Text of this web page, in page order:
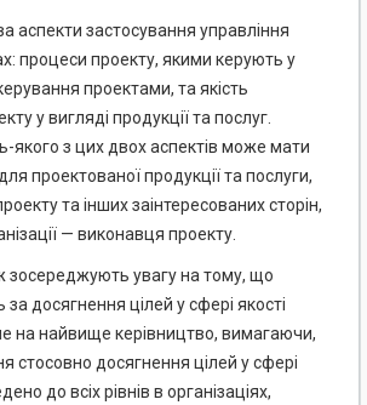
аспекти застосування управління
процеси проекту, якими керують у
проектами, та якість
у вигляді продукції та послуг.
якого з цих двох аспектів може мати
проектованої продукції та послуги,
та інших заінтересованих сторін,
— виконавця проекту.
зосереджують увагу на тому, що
за досягнення цілей у сфері якості
на найвище керівництво, вимагаючи,
стосовно досягнення цілей у сфері
до всіх рівнів в організаціях,